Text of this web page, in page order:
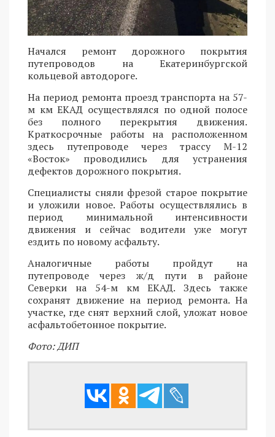
Начался ремонт дорожного покрытия
путепроводов на Екатеринбургской
кольцевой автодороге.
На период ремонта проезд транспорта на 57-
м км ЕКАД осуществлялся по одной полосе
без полного перекрытия движения.
Краткосрочные работы на расположенном
здесь путепроводе через трассу М-12
«Восток» проводились для устранения
дефектов дорожного покрытия.
Специалисты сняли фрезой старое покрытие
и уложили новое. Работы осуществлялись в
период минимальной интенсивности
движения и сейчас водители уже могут
ездить по новому асфальту.
Аналогичные работы пройдут на
путепроводе через ж/д пути в районе
Северки на 54-м км ЕКАД. Здесь также
сохранят движение на период ремонта. На
участке, где снят верхний слой, уложат новое
асфальтобетонное покрытие.
Фото: ДИП